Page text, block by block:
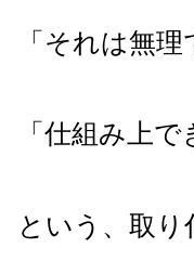
「それは無理
「仕組み上で
という、取